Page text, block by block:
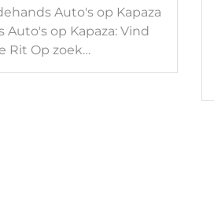
Auto's op Kapaza
Auto's op Kapaza: Vind
Rit Op zoek…